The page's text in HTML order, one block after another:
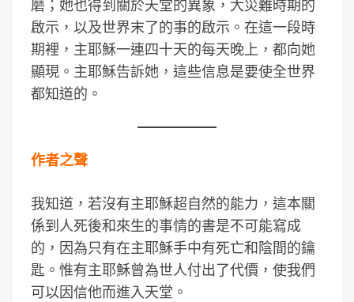
磨；她也得到關於天堂的異象，大災難時期的
啟示，以及世界末了的事的啟示。在這一段時
期裡，主耶穌一連四十天的每天晚上，都向她
顯現。主耶穌告訴她，這些信息是要使全世界
都知道的。
作者之聲
我知道，若沒有主耶穌超自然的能力，這本關
係到人死後和來生的事情的書是不可能寫成
的，因為只有在主耶穌手中有死亡和陰間的鑰
匙。惟有主耶穌曾為世人付出了代價，使我們
可以因信他而進入天堂。